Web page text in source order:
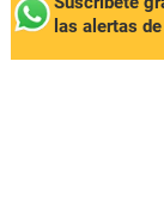
las alertas